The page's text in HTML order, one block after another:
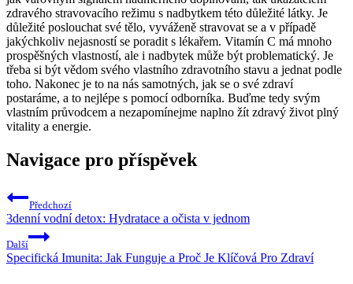
zdravého stravovacího režimu s nadbytkem této důležité látky. Je
důležité poslouchat své tělo, vyváženě stravovat se a v případě
jakýchkoliv nejasností se poradit s lékařem. Vitamín C má mnoho
prospěšných vlastností, ale i nadbytek může být problematický. Je
třeba si být vědom svého vlastního zdravotního stavu a jednat podle
toho. Nakonec je to na nás samotných, jak se o své zdraví
postaráme, a to nejlépe s pomocí odborníka. Buďme tedy svým
vlastním průvodcem a nezapomínejme naplno žít zdravý život plný
vitality a energie.
Navigace pro příspěvek
Předchozí
3denní vodní detox: Hydratace a očista v jednom
Další
Specifická Imunita: Jak Funguje a Proč Je Klíčová Pro Zdraví